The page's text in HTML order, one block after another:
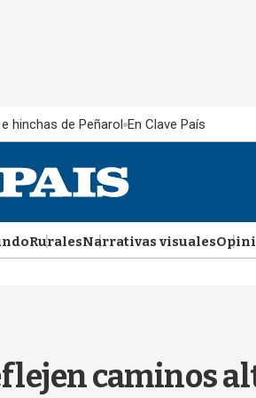
hinchas de Peñarol En Clave País
RuralesNarrativas visuales
caminos